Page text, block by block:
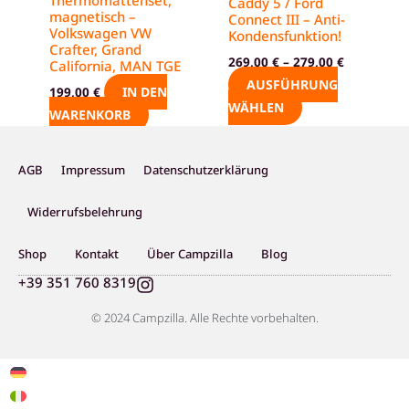
magnetisch –
Volkswagen VW
Crafter, Grand
California, MAN TGE
199,00€
IN DEN
WARENKORB
Connect III – Anti-
Kondensfunktion!
269,00 € – 279,00 €
AUSFÜHRUNG
WÄHLEN
können
auf
der
Produktseite
gewählt
AGB Impressum Datenschutzerklärung
Widerrufsbelehrung
Shop Kontakt Über Campzilla Blog
© 2024 Campzilla. Alle Rechte vorbehalten.
+39 351 760 8319 I
s